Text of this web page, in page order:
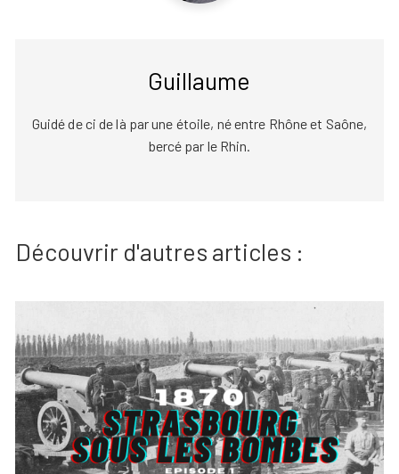
Guillaume
Guidé de ci de là par une étoile, né entre Rhône et Saône,
bercé par le Rhin.
Découvrir d'autres articles :